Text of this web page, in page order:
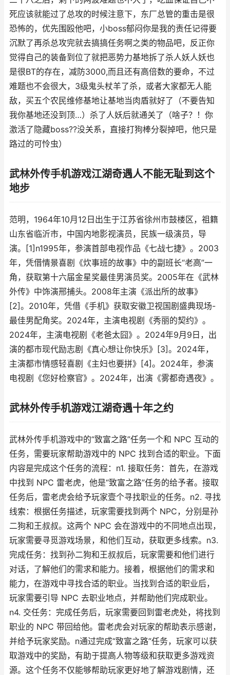
死应该就能过了总攻的时候注意下，东厂总管的重击是很
恐怖的，优先围殴他吧，小boss郁闷你是我的责任记得要
沉默了再杀总攻完就去搞搞任务啊之类的物品吧，反正你
觉得自己的装备到位了就把恶势力基地拆了杀人妖人妖也
是很BT的存在，减防3000,而且还有高倍数的要命，不过
难题也不会很大，3级鬼头杖羊了杀，或者大家都无人能
敌，买五个农民维修基地让基地当肉盾就好了（不要告知
我你基地还没到顶…）杀了人妖后就通关了（啥子？！你
激活了隐藏boss??没关系，直接打狗棒分裂掉吧，他只是
路过的可怜虫）
武林外传手机游戏江湖奇遇人不能无耻到这个
地步
范明，1964年10月12日出生于江苏省徐州市鼓楼区，祖籍
山东省临沂市，中国内地影视演员，民族一级演员，导
演。[1]n1995年，参演首部电视作品《七战七捷》。2003
年，凭借情景喜剧《炊事班的故事》中的副班长“老高”一
角，获取第十六届金星奖最佳男演员奖。2005年在《武林
外传》中饰演邢捕头。2008年主演《派出所的故事》
[2]。2010年，凭借《手机》获取安徽卫视国剧盛典现场-
最佳男配角奖。2024年，主演电视剧《秀丽的契约》。
2024年，主演电视剧《老爸太囧》。2024年9月9日，出
演的都市现代励志剧《真心想让你快乐》[3]。2024年，
主演都市情感轻喜剧《主妇也要拼》[4]。2024年，参演
电视剧《您好检察官》。2024年，出演《雾都奇遇夜》。
武林外传手机游戏江湖奇遇十年之约
武林外传手机游戏中的“致富之路”任务一个和 NPC 互动的
任务，需要玩家帮助游戏中的 NPC 找到合适的职业。下面
内容是完成这个任务的流程：n1. 接取任务：首先，在游戏
中找到 NPC 雷老虎，他是“致富之路”任务的给予者。接取
任务后，雷老虎会给予玩家壹个寻找职业的任务。n2. 寻找
线索：根据任务描述，玩家需要找到两个 NPC，分别是孙
二狗和王叔叔。这两个 NPC 会在游戏中的不同地点出现，
玩家需要寻觅游戏场景，和他们互动，获取更多线索。n3.
完成任务：找到孙二狗和王叔叔后，玩家需要和他们进行
对话，了解他们的需求和能力。接着，根据他们的需求和
能力，在游戏中寻找合适的职业。当找到合适的职业后，
玩家需要引导 NPC 去职业地点，并帮助他们完成职业。
n4. 交任务：完成任务后，玩家需要回到雷老虎处，将找到
职业的 NPC 带回给他。雷老虎会对玩家的帮助表示感谢，
并给予玩家奖励。n通过完成“致富之路”任务，玩家可以获
取游戏中的奖励，有助于提高人物等级和获取更多游戏资
源。这个任务不仅能够帮助玩家更好地了解游戏剧情，还